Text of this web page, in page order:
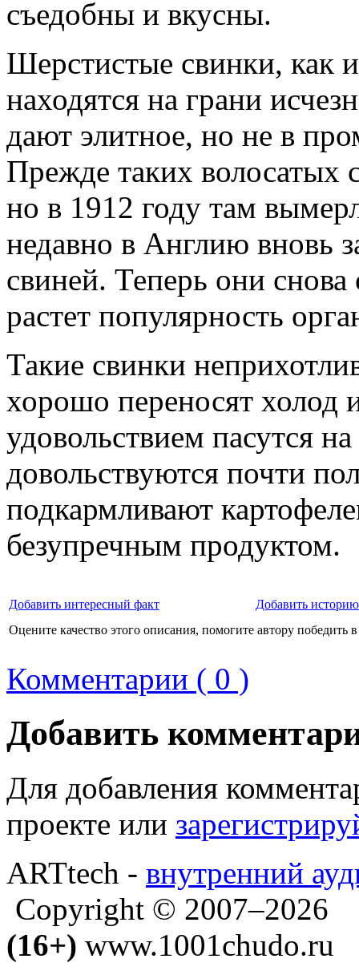
съедобны и вкусны.
Шерстистые свинки, как
находятся на грани
дают элитное, но не в
Прежде таких волосатых
но в 1912 году там
недавно в Англию вновь
свиней. Теперь они
растет популярность
Такие свинки
хорошо переносят холод
удовольствием пасутся
довольствуются почти
подкармливают
безупречным продуктом.
Добавить интересный факт
Добавить
Оцените качество этого описания, помогите автору победить
Комментарии ( 0 )
Добавить
Для добавления
проекте или
ARTtech - внутренний
Copyright © 2007–2026
(16+) www.1001chudo.ru